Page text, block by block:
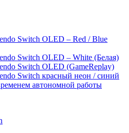
Switch OLED – Red / Blue
Switch OLED – White (Белая)
Switch OLED (GameReplay)
Switch красный неон / синий
автономной работы